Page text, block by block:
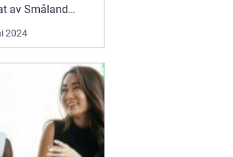
av Småland
besökaren en
sällan skådad
däck rullar
knaster vid
slut är stress
brus som
Skogsgårde...
2024